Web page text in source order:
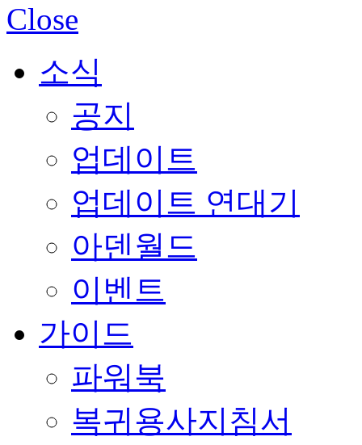
Close
소식
공지
업데이트
업데이트 연대기
아덴월드
이벤트
가이드
파워북
복귀용사지침서